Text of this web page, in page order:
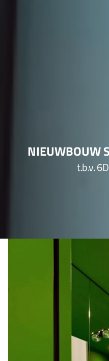
NIEUWBOUW
t.b.v.